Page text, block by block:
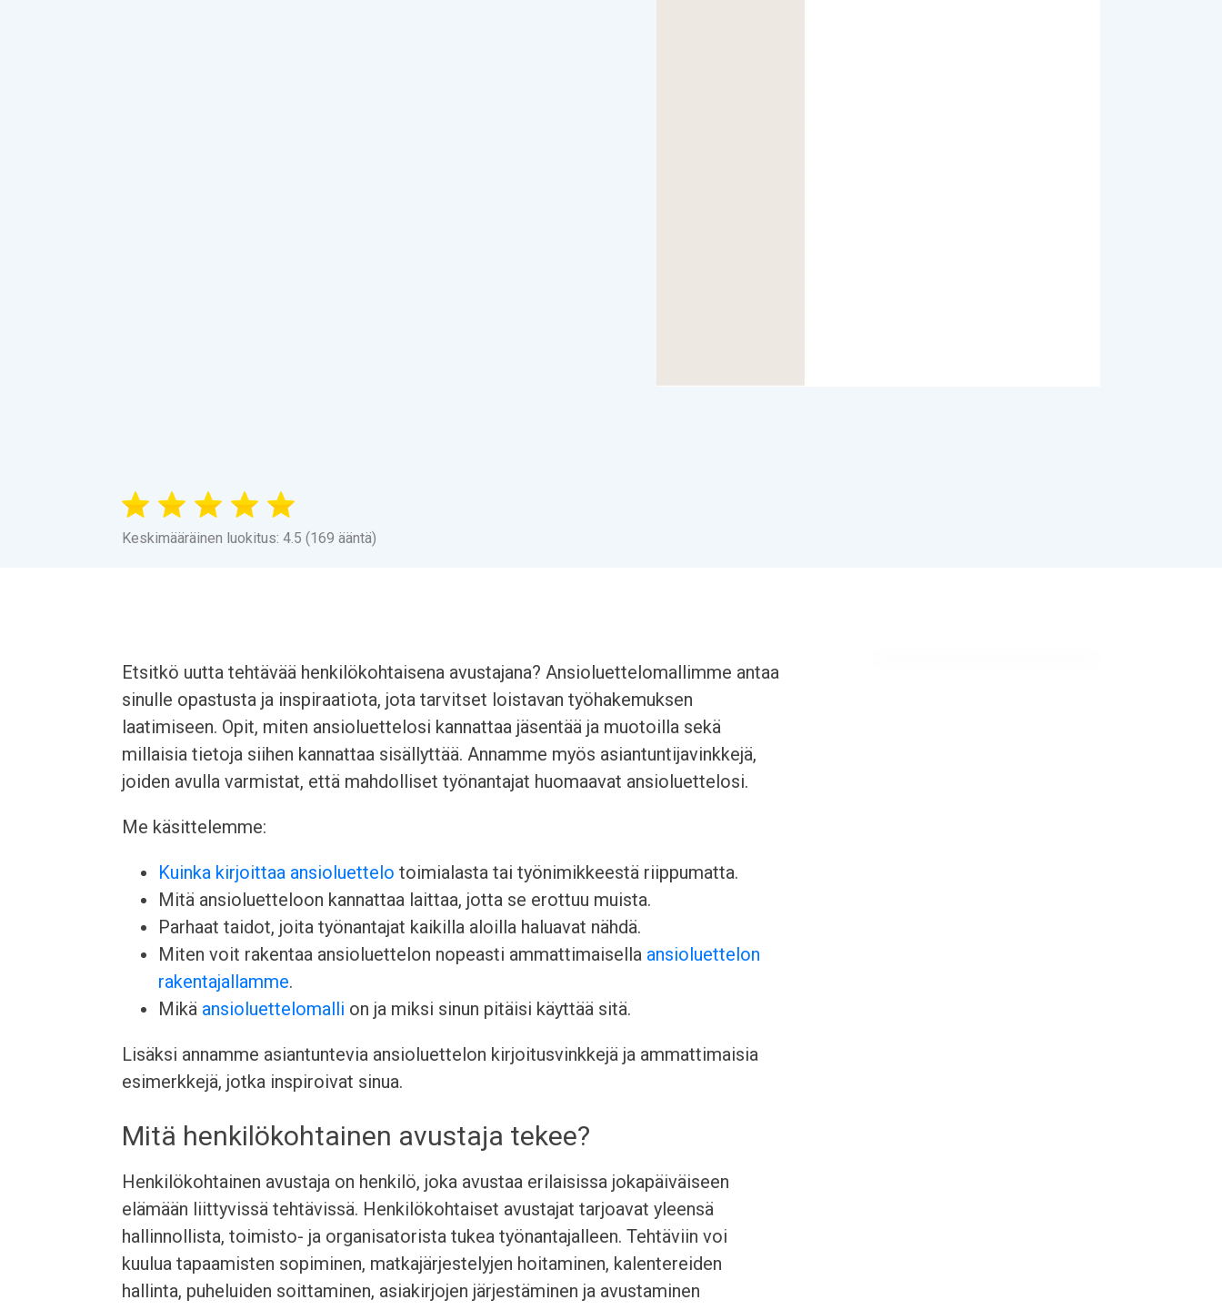
Keskimääräinen luokitus: 4.5 (169 ääntä)
Etsitkö uutta tehtävää henkilökohtaisena avustajana? Ansioluettelomallimme antaa
sinulle opastusta ja inspiraatiota, jota tarvitset loistavan työhakemuksen
laatimiseen. Opit, miten ansioluettelosi kannattaa jäsentää ja muotoilla sekä
millaisia tietoja siihen kannattaa sisällyttää. Annamme myös asiantuntijavinkkejä,
joiden avulla varmistat, että mahdolliset työnantajat huomaavat ansioluettelosi.
Me käsittelemme:
Kuinka kirjoittaa ansioluettelo toimialasta tai työnimikkeestä riippumatta.
Mitä ansioluetteloon kannattaa laittaa, jotta se erottuu muista.
Parhaat taidot, joita työnantajat kaikilla aloilla haluavat nähdä.
Miten voit rakentaa ansioluettelon nopeasti ammattimaisella ansioluettelon
rakentajallamme.
Mikä ansioluettelomalli on ja miksi sinun pitäisi käyttää sitä.
Lisäksi annamme asiantuntevia ansioluettelon kirjoitusvinkkejä ja ammattimaisia
esimerkkejä, jotka inspiroivat sinua.
Mitä henkilökohtainen avustaja tekee?
Henkilökohtainen avustaja on henkilö, joka avustaa erilaisissa jokapäiväiseen
elämään liittyvissä tehtävissä. Henkilökohtaiset avustajat tarjoavat yleensä
hallinnollista, toimisto- ja organisatorista tukea työnantajalleen. Tehtäviin voi
kuulua tapaamisten sopiminen, matkajärjestelyjen hoitaminen, kalentereiden
hallinta, puheluiden soittaminen, asiakirjojen järjestäminen ja avustaminen